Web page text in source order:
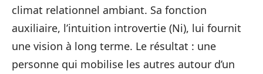
climat relationnel ambiant. Sa fonction
auxiliaire, l’intuition introvertie (Ni), lui fournit
une vision à long terme. Le résultat : une
personne qui mobilise les autres autour d’un